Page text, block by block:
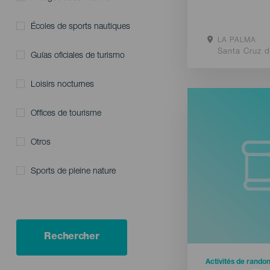
Écoles de sports nautiques
Guías oficiales de turismo
Loisirs nocturnes
Offices de tourisme
Otros
Sports de pleine nature
Rechercher
LA PALMA
Localidad
Santa Cruz
Activités de